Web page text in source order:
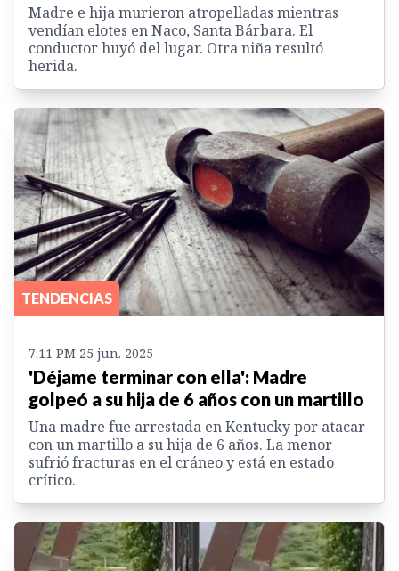
Madre e hija murieron atropelladas mientras
vendían elotes en Naco, Santa Bárbara. El
conductor huyó del lugar. Otra niña resultó
herida.
TENDENCIAS
7:11 PM 25 jun. 2025
'Déjame terminar con ella': Madre
golpeó a su hija de 6 años con un martillo
Una madre fue arrestada en Kentucky por atacar
con un martillo a su hija de 6 años. La menor
sufrió fracturas en el cráneo y está en estado
crítico.